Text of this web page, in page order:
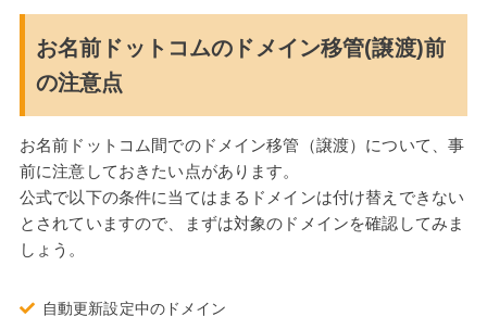
お名前ドットコムのドメイン移管(譲渡)前
の注意点
お名前ドットコム間でのドメイン移管（譲渡）について、事
前に注意しておきたい点があります。
公式で以下の条件に当てはまるドメインは付け替えできない
とされていますので、まずは対象のドメインを確認してみま
しょう。
自動更新設定中のドメイン